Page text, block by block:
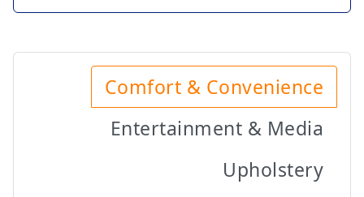
Comfort & Convenience
Entertainment & Media
Upholstery